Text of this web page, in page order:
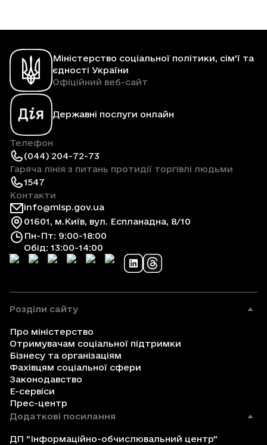
Міністерство соціальної політики, сім'ї та
єдності України
Офіційний веб-сайт
Державні послуги онлайн
Телефон
(044) 204-72-73
Гаряча лінія з питань протидії торгівлі людьми
1547
Контакти
info@mlsp.gov.ua
01601, м.Київ, вул. Еспланадна, 8/10
Пн-Пт: 9:00-18:00
Обід: 13:00-14:00
Розділи сайту
Про міністерство
Отримувачам соціальної підтримки
Бізнесу та організаціям
Фахівцям соціальної сфери
Законодавство
Е-сервіси
Прес-центр
Додаткові посилання
ДП "Інформаційно-обчислювальний центр"